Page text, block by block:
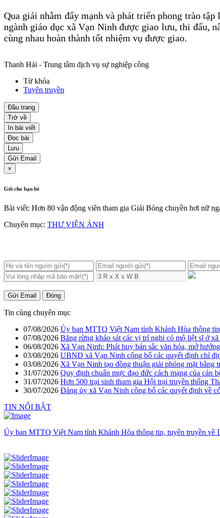
Qua giải nhằm đẩy mạnh và phát triển phong trào
ngành giáo dục xã Vạn Ninh được giao lưu, thi đấu,
cùng nhau hoàn thành tốt nhiệm vụ được giao.
Thanh Hải - Trung tâm dịch vụ sự nghiệp công
Từ khóa
Tuyên truyền
Đầu trang
Trở về
In bài viết
Đọc bài
Lưu
Gửi Email
×
Gởi cho bạn bè
Bài viết: Hơn 80 vận động viên tham gia Giải Bóng chuyền hơi nữ
Chuyên mục: THƯ VIỆN ẢNH
Gửi Email Đóng
Tin cùng chuyên mục
07/08/2026 Ủy ban MTTQ Việt Nam tỉnh Khánh Hòa thông
07/08/2026 Băng rừng khảo sát các vị trí nghi có mộ liệt sĩ ở
06/08/2026 Xã Vạn Ninh: Phát huy bản sắc văn hóa, mở
03/08/2026 UBND xã Vạn Ninh công bố các quyết định chỉ
03/08/2026 Xã Vạn Ninh tạo đồng thuận giải phóng mặt bằng
31/07/2026 Quy định chuẩn mực đạo đức cách mạng của cán
31/07/2026 Hơn 500 trại sinh tham gia Hội trại truyền thống
30/07/2026 Đảng ủy xã Vạn Ninh công bố các quyết định về
TIN NỔI BẬT
Ủy ban MTTQ Việt Nam tỉnh Khánh Hòa thông tin, tuyên truyền về